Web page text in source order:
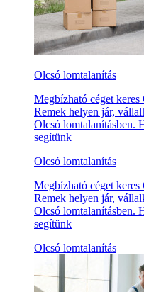
Olcsó lomtalanítás
Megbízható céget keres
Remek helyen jár,
Olcsó lomtalanításben.
segítünk
Olcsó lomtalanítás
Megbízható céget keres
Remek helyen jár,
Olcsó lomtalanításben.
segítünk
Olcsó lomtalanítás